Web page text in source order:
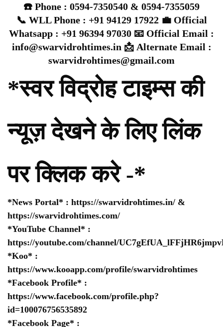
☎️ Phone : 0594-7350540 & 0594-7355059
📞 WLL Phone : +91 94129 17922 💼 Official
Whatsapp : +91 96394 97030 📧 Official Email :
info@swarvidrohtimes.in 📩 Alternate Email :
swarvidrohtimes@gmail.com
*स्वर विद्रोह टाइम्स की
न्यूज़ देखने के लिए लिंक
पर क्लिक करे -*
*News Portal* : https://swarvidrohtimes.in/ &
https://swarvidrohtimes.com/
*YouTube Channel* :
https://youtube.com/channel/
*Koo* :
https://www.kooapp.com/profile/swarvidrohtimes
*Facebook Profile* :
https://www.facebook.com/profile.php?
id=100076756535892
*Facebook Page* :